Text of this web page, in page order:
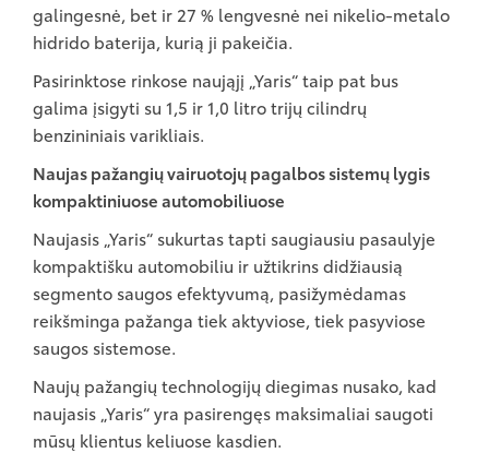
galingesnė, bet ir 27 % lengvesnė nei nikelio-metalo
hidrido baterija, kurią ji pakeičia.
Pasirinktose rinkose naująjį „Yaris“ taip pat bus
galima įsigyti su 1,5 ir 1,0 litro trijų cilindrų
benzininiais varikliais.
Naujas pažangių vairuotojų pagalbos sistemų lygis
kompaktiniuose automobiliuose
Naujasis „Yaris“ sukurtas tapti saugiausiu pasaulyje
kompaktišku automobiliu ir užtikrins didžiausią
segmento saugos efektyvumą, pasižymėdamas
reikšminga pažanga tiek aktyviose, tiek pasyviose
saugos sistemose.
Naujų pažangių technologijų diegimas nusako, kad
naujasis „Yaris“ yra pasirengęs maksimaliai saugoti
mūsų klientus keliuose kasdien.